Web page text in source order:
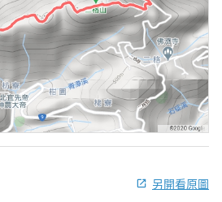
另開看原圖